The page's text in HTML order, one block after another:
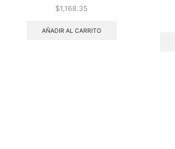
$1,168.35
AÑADIR AL CARRITO